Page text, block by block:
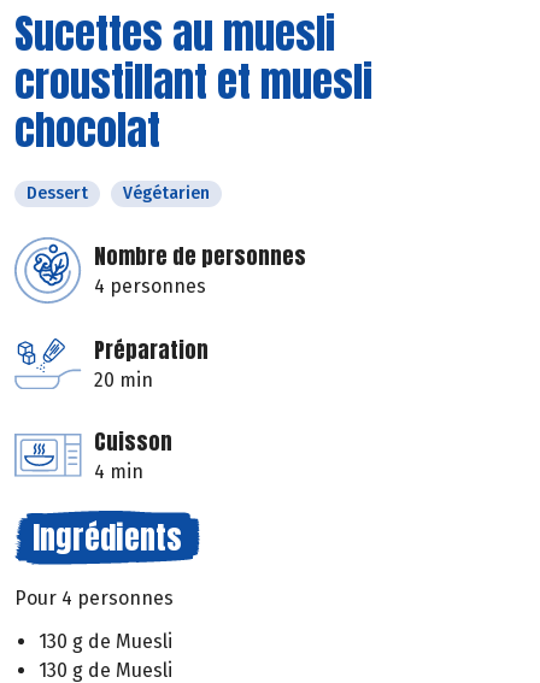
Sucettes au muesli
croustillant et muesli
chocolat
Dessert Végétarien
Nombre de personnes
4 personnes
Préparation
20 min
Cuisson
4 min
Ingrédients
Pour 4 personnes
130 g de Muesli
130 g de Muesli